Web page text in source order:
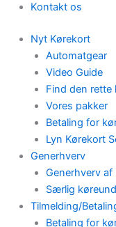
Kontakt os
Nyt Kørekort
Automatgear
Video Guide
Find den rette
Vores pakker
Betaling for
Lyn Kørekort
Generhverv
Generhverv
Særlig
Tilmelding/
Betaling for